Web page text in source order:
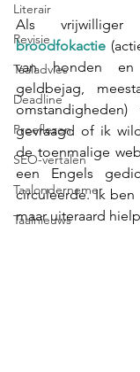
Literair
Revisie
Taaladvies
Deadline
Proeflezen
SEO-vertalen
Taalondernemer
Taalnieuws
Als
broodfokactie
van honden
geldbejag,
gevraagd of ik
de toenmalige
een Engels
circuleerde. Ik ben
maar uiteraard